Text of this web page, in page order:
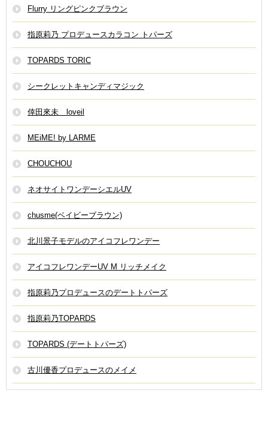
Flurry リングピンクブラウン
指原莉乃 プロデュースカラコン トパーズ
TOPARDS TORIC
シークレットキャンディマジック
倖田來未 loveil
MEiME! by LARME
CHOUCHOU
ネオサイトワンデーシエルUV
chusme(ベイビーブラウン)
北川景子モデルのアイコフレワンデー
アイコフレワンデーUV M リッチメイク
指原莉乃プロデュースのデートトパーズ
指原莉乃TOPARDS
TOPARDS (デートトパーズ)
古川優香プロデュースのメイメ